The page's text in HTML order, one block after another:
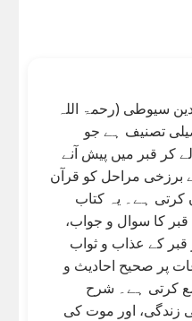
سیوطی (رحمۃ اللہ
تصنیف ہے جو
کر قبر میں پیش آنے
برزخی مراحل کو قرآن
ہے۔ یہ کتاب
قبر کا سوال و جواب،
قبر کے عذاب و ثواب
پر صحیح احادیث و
کرتی ہے۔ شرح
زندگی، اور موت کی